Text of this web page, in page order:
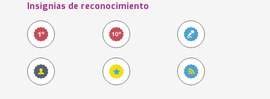
Insignias de reconocimiento